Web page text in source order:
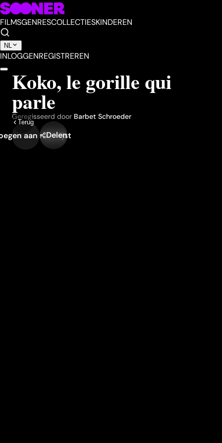
FILMSGENRESCOLLECTIESKINDEREN
NL
INLOGGENREGISTREREN
Terug
Koko, le gorille qui
parle
Geregisseerd door Barbet Schroeder
aan mijn lijst
Delen